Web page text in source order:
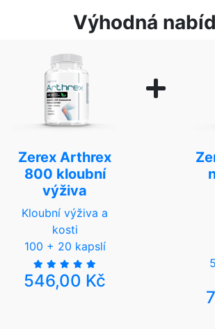
Výhodná
Zerex Arthrex
800 kloubní
výživa
Kloubní výživa a
kosti
100 + 20 kapslí
546,00 Kč